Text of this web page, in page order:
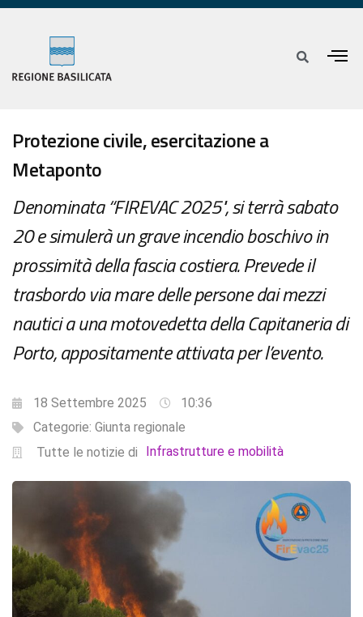
Protezione civile, esercitazione a
Metaponto
Denominata “FIREVAC 2025", si terrà sabato
20 e simulerà un grave incendio boschivo in
prossimità della fascia costiera. Prevede il
trasbordo via mare delle persone dai mezzi
nautici a una motovedetta della Capitaneria di
Porto, appositamente attivata per l’evento.
18 Settembre 2025
10:36
Categorie: Giunta regionale
Tutte le notizie di
Infrastrutture e mobilità